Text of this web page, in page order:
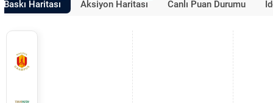
Baskı Haritası Aksiyon Haritası Canlı Puan Durumu